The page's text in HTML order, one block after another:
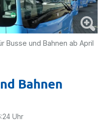
Busse und Bahnen ab April
Bahnen
Uhr